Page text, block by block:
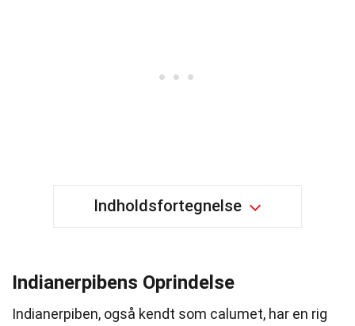
Indholdsfortegnelse
Indianerpibens Oprindelse
Indianerpiben, også kendt som calumet, har en rig